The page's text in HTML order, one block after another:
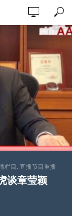
栏目, 直播节目重播
谈章莹颖